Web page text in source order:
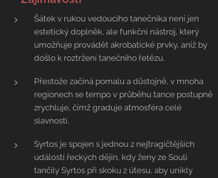
Šátek v rukou vedoucího tanečníka není jen
estetický doplněk, ale funkční nástroj, který
umožňuje provádět akrobatické prvky, aniž by
došlo k roztržení tanečního řetězu.
Přestože začíná pomalu a důstojně, v mnoha
regionech se tempo v průběhu tance postupně
zrychluje, čímž graduje atmosféra celé
slavnosti.
Syrtos je spojen s jednou z nejtragičtějších
událostí řeckých dějin, kdy ženy ze Souli
tančily Syrtos při skoku z útesu, aby unikly